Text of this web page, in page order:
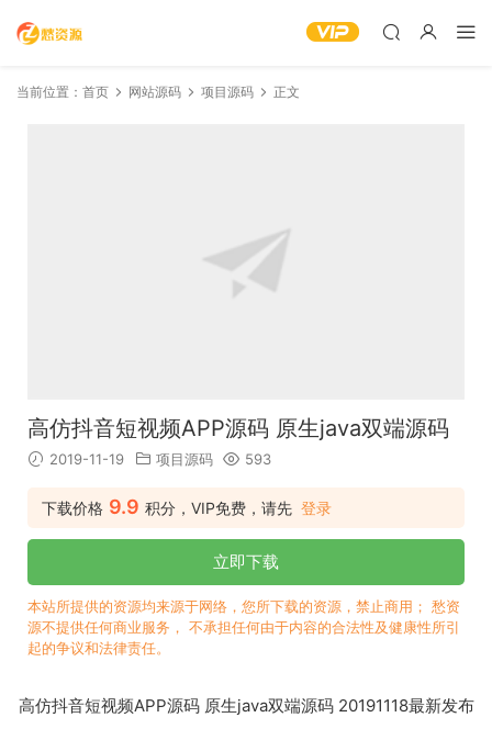
当前位置： 首页 网站源码 项目源码 正文
高仿抖音短视频APP源码 原生java双端源码
2019-11-19 项目源码 593
下载价格 9.9 积分，VIP免费，请先 登录
立即下载
本站所提供的资源均来源于网络，您所下载的资源，禁止商用； 愁资
源不提供任何商业服务， 不承担任何由于内容的合法性及健康性所引
起的争议和法律责任。
高仿抖音短视频APP源码 原生java双端源码 20191118最新发布